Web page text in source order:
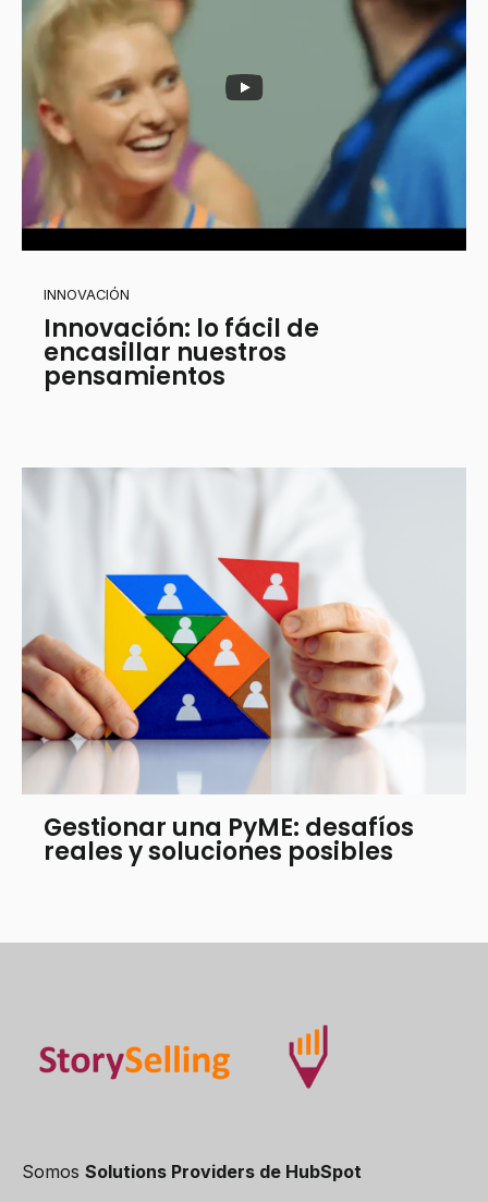
INNOVACIÓN
Innovación: lo fácil de
encasillar nuestros
pensamientos
Gestionar una PyME: desafíos
reales y soluciones posibles
Somos Solutions Providers de HubSpot